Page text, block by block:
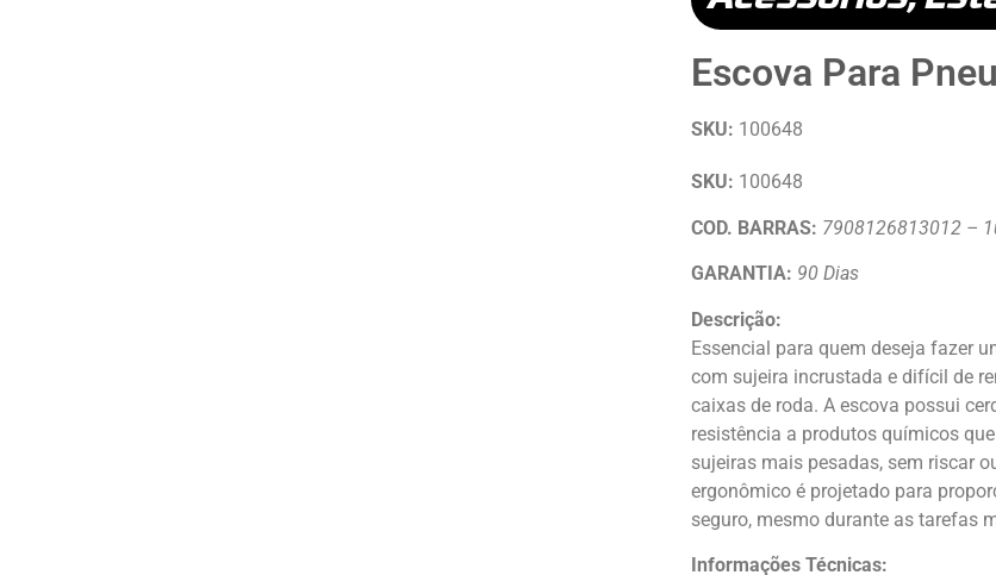
Escova Para
SKU: 100648
SKU: 100648
COD. BARRAS: 7908126813012 –
GARANTIA: 90 Dias
Descrição:
Essencial para quem deseja fazer
com sujeira incrustada e difícil de
caixas de roda. A escova possui
resistência a produtos químicos
sujeiras mais pesadas, sem riscar
ergonômico é projetado para
seguro, mesmo durante as tarefas
Informações Técnicas: